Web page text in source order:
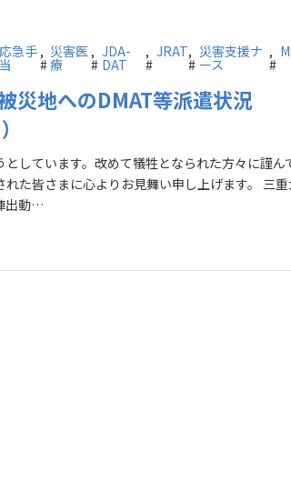
応急⼿
当
,
#
災害医
療
,
#
JDA-
DAT
,
#
JRAT,
#
災害支援ナ
ース
,
#
災地へのDMAT等派遣状況
しています。改めて犠牲となられた方々に謹ん
た皆さまに心よりお見舞い申し上げます。 三
出動…